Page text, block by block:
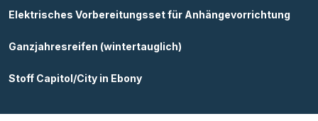
Elektrisches Vorbereitungsset für Anhängevorrichtung
Ganzjahresreifen (wintertauglich)
Stoff Capitol/City in Ebony